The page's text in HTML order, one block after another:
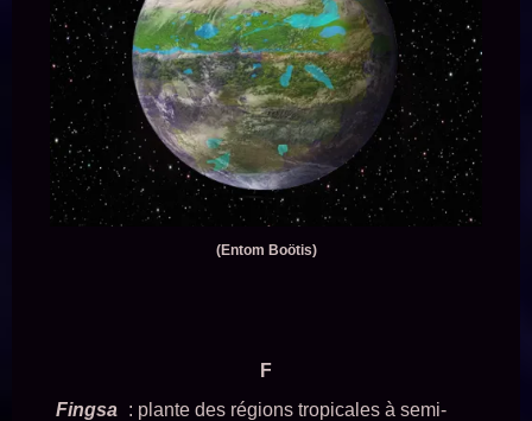
(Entom Boötis)
F
Fingsa
: plante des régions tropicales à semi-